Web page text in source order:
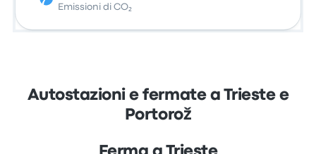
Emissioni di CO₂
Autostazioni e fermate a Trieste e
Portorož